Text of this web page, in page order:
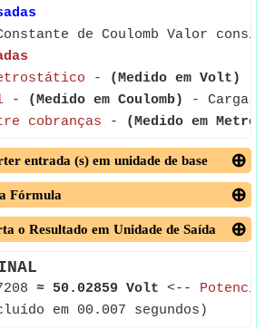
de Coulomb Valor
- (Medido em Volt)
- (Medido em Coulomb)
- Carga
cobranças - (Medido em Metro)
entrada (s) em unidade de base
Fórmula
o Resultado em Unidade de Saída
≈ 50.02859 Volt <--
em 00.007 segundos)